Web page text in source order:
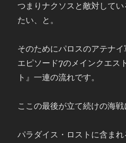
つまりナクソスと敵対して
たい、と。
そのためにパロスのアテナ
エピソード7のメインクエス
ト』一連の流れです。
ここの最後が立て続けの海戦
パラダイス・ロストに含ま